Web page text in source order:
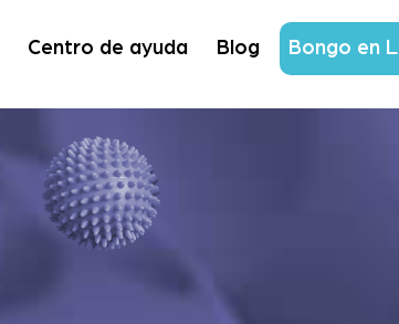
Centro de ayuda Blog Bongo en